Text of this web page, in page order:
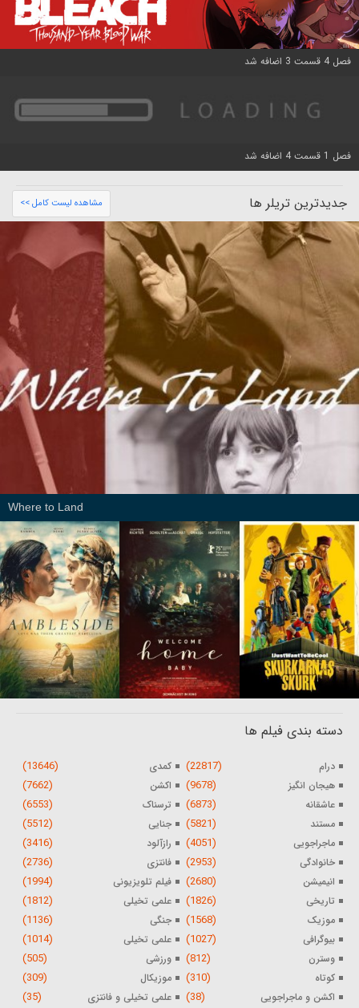
فصل 4 قسمت 3 اضافه شد
فصل 1 قسمت 4 اضافه شد
جدیدترین تریلر ها مشاهده لیست کامل >>
Where to Land
دسته بندی فیلم ها
درام (22817) کمدی (13646)
هیجان انگیز (9678) اکشن (7662)
عاشقانه (6873) ترسناک (6553)
مستند (5821) جنایی (5512)
ماجراجویی (4051) رازآلود (3416)
خانوادگی (2953) فانتزی (2736)
انیمیشن (2680) فیلم تلویزیونی (1994)
تاریخی (1826) علمی تخیلی (1812)
موزیک (1568) جنگی (1136)
بیوگرافی (1027) علمی تخیلی (1014)
وسترن (812) ورزشی (505)
کوتاه (310) موزیکال (309)
اکشن و ماجراجویی (38) علمی تخیلی و فانتزی
(35)